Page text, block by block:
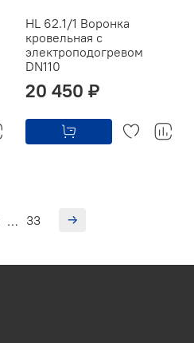
HL 62.1/1 Воронка
кровельная с
электроподогревом
DN110
20 450 ₽
… 33